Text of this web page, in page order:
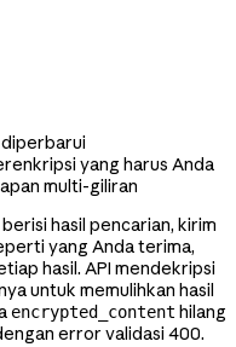
yang harus Anda
multi-giliran
hasil pencarian, kirim
yang Anda terima,
hasil. API mendekripsi
untuk memulihkan hasil
encrypted_content hilang
error validasi 400.